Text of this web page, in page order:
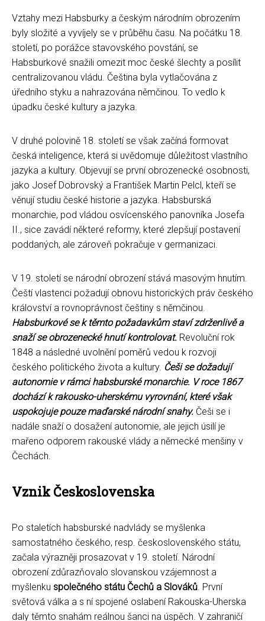
Vztahy mezi Habsburky a českým národním obrozením
byly složité a vyvíjely se v průběhu času. Na počátku 18.
století, po porážce stavovského povstání, se
Habsburkové snažili omezit moc české šlechty a posílit
centralizovanou vládu. Čeština byla vytlačována z
úředního styku a nahrazována němčinou. To vedlo k
úpadku české kultury a jazyka.
V druhé polovině 18. století se však začíná formovat
česká inteligence, která si uvědomuje důležitost vlastního
jazyka a kultury. Objevují se první obrozenecké osobnosti,
jako Josef Dobrovský a František Martin Pelcl, kteří se
věnují studiu české historie a jazyka. Habsburská
monarchie, pod vládou osvícenského panovníka Josefa
II., sice zavádí některé reformy, které zlepšují postavení
poddaných, ale zároveň pokračuje v germanizaci.
V 19. století se národní obrození stává masovým hnutím.
Čeští vlastenci požadují obnovu historických práv českého
království a rovnoprávnost češtiny s němčinou.
Habsburkové se k těmto požadavkům staví zdrženlivě a
snaží se obrozenecké hnutí kontrolovat. Revoluční rok
1848 a následné uvolnění poměrů vedou k rozvoji
českého politického života a kultury. Češi se dožadují
autonomie v rámci habsburské monarchie. V roce 1867
dochází k rakousko-uherskému vyrovnání, které však
uspokojuje pouze maďarské národní snahy. Češi se i
nadále snaží o dosažení autonomie, ale jejich úsilí je
mařeno odporem rakouské vlády a německé menšiny v
Čechách.
Vznik Československa
Po staletích habsburské nadvlády se myšlenka
samostatného českého, resp. československého státu,
začala výrazněji prosazovat v 19. století. Národní
obrození zdůrazňovalo slovanskou vzájemnost a
myšlenku společného státu Čechů a Slováků . První
světová válka a s ní spojené oslabení Rakouska-Uherska
daly těmto snahám reálnou šanci na úspěch. V zahraničí